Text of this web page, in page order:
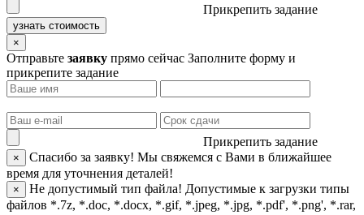
Прикрепить задание
узнать стоимость
×
Отправьте заявку прямо сейчас Заполните форму и
прикрепите задание
Прикрепить задание
× Спасибо за заявку! Мы свяжемся с Вами в ближайшее
время для уточнения деталей!
× Не допустимый тип файла! Допустимые к загрузки типы
файлов *.7z, *.doc, *.docx, *.gif, *.jpeg, *.jpg, *.pdf', *.png', *.rar,